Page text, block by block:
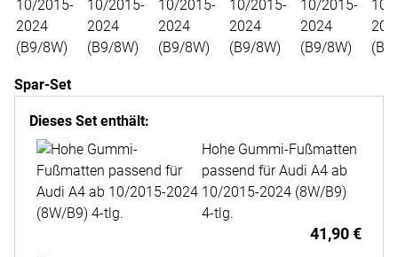
Spar-Set
Dieses Set enthält:
Hohe Gummi-Fußmatten
passend für Audi A4 ab
10/2015-2024 (8W/B9)
4-tlg.
41,90€